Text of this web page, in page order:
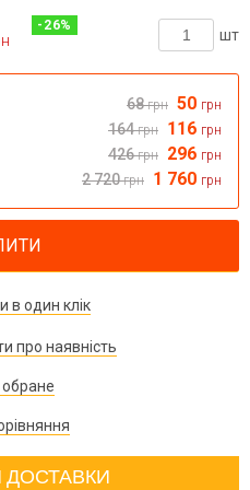
- 26%
шт
68 грн 50 грн
164 грн 116 грн
426 грн 296 грн
2 720 грн 1 760 грн
в один клік
про наявність